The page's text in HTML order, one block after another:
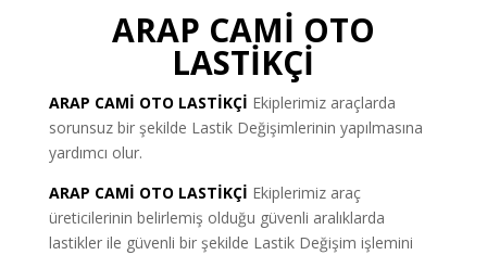
ARAP CAMİ OTO
LASTİKÇİ
ARAP CAMİ OTO LASTİKÇİ Ekiplerimiz araçlarda
sorunsuz bir şekilde Lastik Değişimlerinin yapılmasına
yardımcı olur.
ARAP CAMİ OTO LASTİKÇİ Ekiplerimiz araç
üreticilerinin belirlemiş olduğu güvenli aralıklarda
lastikler ile güvenli bir şekilde Lastik Değişim işlemini